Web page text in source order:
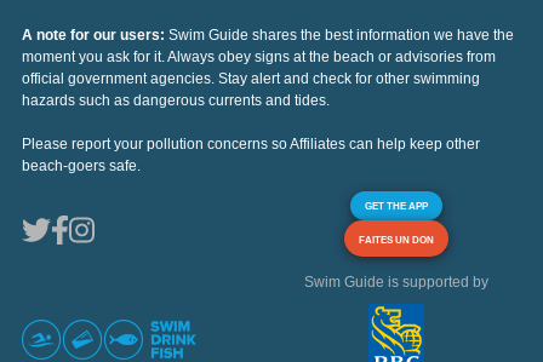
A note for our users: Swim Guide shares the best information we have the
moment you ask for it. Always obey signs at the beach or advisories from
official government agencies. Stay alert and check for other swimming
hazards such as dangerous currents and tides.
Please report your pollution concerns so Affiliates can help keep other
beach-goers safe.
GET THE APP
FAITES UN DON
Swim Guide is supported by